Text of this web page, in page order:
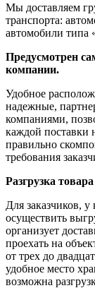
Мы доставляем
транспорта:
автомобили
Предусмотрен
компании.
Удобное
надежные,
компаниями,
каждой поставки
правильно
требования
Разгрузка
Для заказчиков,
осуществить
организует
проехать на
от трех до
удобное место
возможна